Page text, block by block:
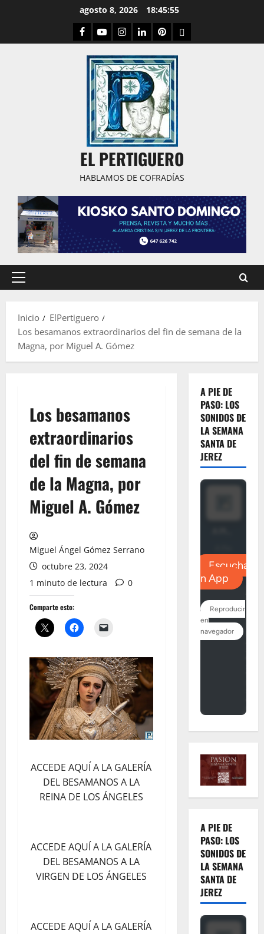
agosto 8, 2026 18:45:56
Facebook
YoutubeInstagram
LinkedPinterestDribbble
EL PERTIGUERO
HABLAMOS DE COFRADÍAS
Menú
Inicio
ElPertiguero
Los besamanos extraordinarios del fin de semana de la
Magna, por Miguel A. Gómez
Los besamanos
extraordinarios
del fin de semana
de la Magna, por
Miguel A. Gómez
Miguel Ángel Gómez Serrano
octubre 23, 2024
1 minuto de lectura
0
Comparte esto:
ACCEDE AQUÍ A LA GALERÍA
DEL BESAMANOS A LA
REINA DE LOS ÁNGELES
ACCEDE AQUÍ A LA GALERÍA
DEL BESAMANOS A LA
VIRGEN DE LOS ÁNGELES
ACCEDE AQUÍ A LA GALERÍA
A PIE DE
PASO: LOS
SONIDOS DE
LA SEMANA
SANTA DE
JEREZ
A PIE DE
PASO: LOS
SONIDOS DE
LA SEMANA
SANTA DE
JEREZ